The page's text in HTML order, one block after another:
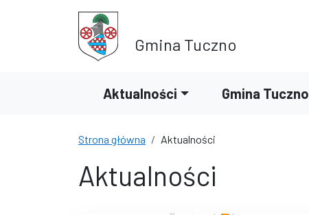
Przejdź do wyszukiwarki
Gmina Tuczno
Aktualności Gmina Tuczno
Strona główna Aktualności
Aktualności